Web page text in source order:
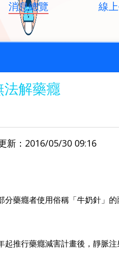
消息總覽 線
解藥癮
新：2016/05/30 09:16
藥癮者使用俗稱「牛奶針」
起推行藥癮減害計畫後，靜脈